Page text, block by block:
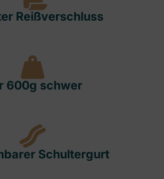
Reißverschluss
600g schwer
Schultergurt